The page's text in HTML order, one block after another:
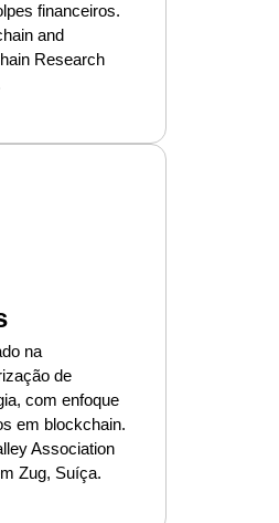
financeiros.
and
Research
na
de
com enfoque
em blockchain.
Association
Zug, Suíça.